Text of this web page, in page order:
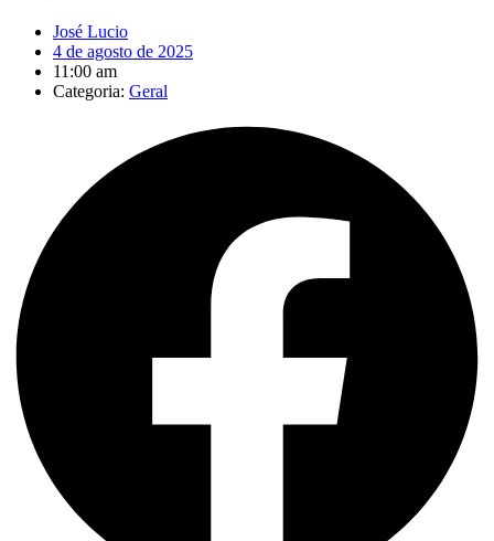
José Lucio
4 de agosto de 2025
11:00 am
Categoria: Geral